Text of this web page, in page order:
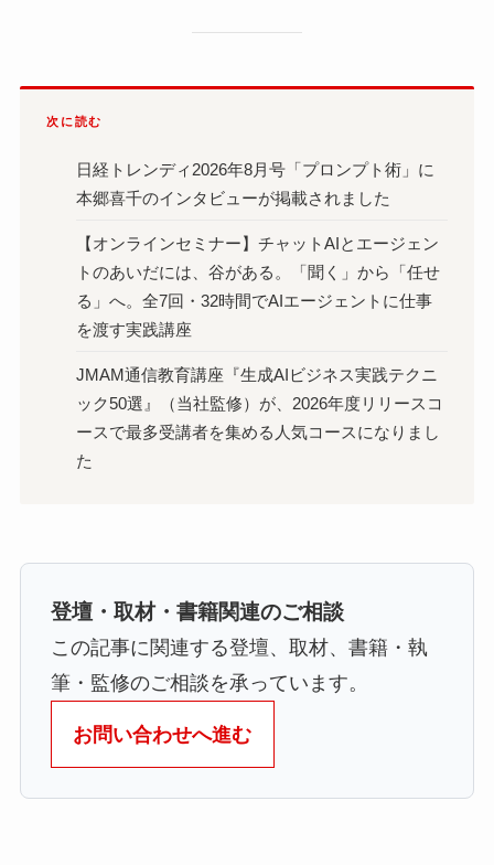
次に読む
日経トレンディ2026年8月号「プロンプト術」に
本郷喜千のインタビューが掲載されました
【オンラインセミナー】チャットAIとエージェン
トのあいだには、谷がある。「聞く」から「任せ
る」へ。全7回・32時間でAIエージェントに仕事
を渡す実践講座
JMAM通信教育講座『生成AIビジネス実践テクニ
ック50選』（当社監修）が、2026年度リリースコ
ースで最多受講者を集める人気コースになりまし
た
登壇・取材・書籍関連のご相談
この記事に関連する登壇、取材、書籍・執
筆・監修のご相談を承っています。
お問い合わせへ進む